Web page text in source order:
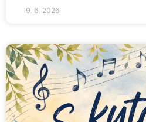
19. 6. 2026